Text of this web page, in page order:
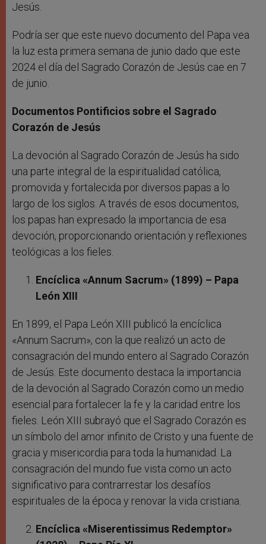
Jesús.
Podría ser que este nuevo documento del Papa vea
la luz esta primera semana de junio dado que este
2024 el día del Sagrado Corazón de Jesús cae en 7
de junio.
Documentos Pontificios sobre el Sagrado
Corazón de Jesús
La devoción al Sagrado Corazón de Jesús ha sido
una parte integral de la espiritualidad católica,
promovida y fortalecida por diversos papas a lo
largo de los siglos. A través de esos documentos,
los papas han expresado la importancia de esa
devoción, proporcionando orientación y reflexiones
teológicas a los fieles.
Encíclica «Annum Sacrum» (1899) – Papa
León XIII
En 1899, el Papa León XIII publicó la encíclica
«Annum Sacrum», con la que realizó un acto de
consagración del mundo entero al Sagrado Corazón
de Jesús. Este documento destaca la importancia
de la devoción al Sagrado Corazón como un medio
esencial para fortalecer la fe y la caridad entre los
fieles. León XIII subrayó que el Sagrado Corazón es
un símbolo del amor infinito de Cristo y una fuente de
gracia y misericordia para toda la humanidad. La
consagración del mundo fue vista como un acto
significativo para contrarrestar los desafíos
espirituales de la época y renovar la vida cristiana.
Encíclica «Miserentissimus Redemptor»